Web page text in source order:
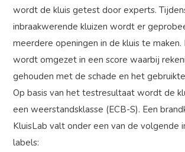
wordt de kluis getest door experts.
inbraakwerende kluizen wordt er
meerdere openingen in de kluis te
wordt omgezet in een score waarbij
gehouden met de schade en het
Op basis van het testresultaat wordt de
een weerstandsklasse (ECB-S). Een
KluisLab valt onder een van de volgende
labels: